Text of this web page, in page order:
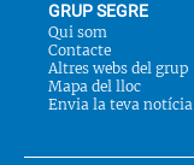
GRUP SEGRE
Qui som
Contacte
Altres webs del grup
Mapa del lloc
Envia la teva notícia